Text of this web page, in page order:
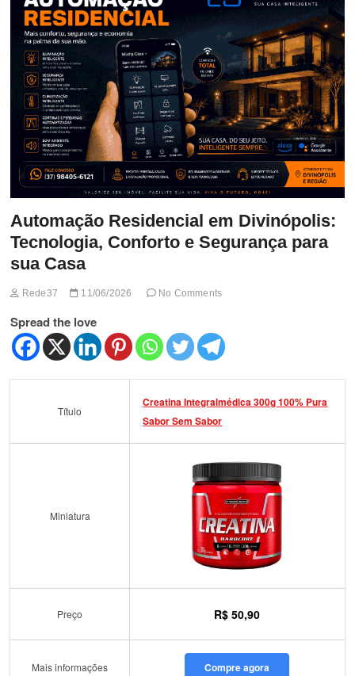
t
t
o
n
Automação Residencial em Divinópolis:
Tecnologia, Conforto e Segurança para
sua Casa
Rede37 11/06/2026 No Comments
Spread the love
Título
Creatina Integralmédica 300g 100% Pura
Sabor Sem Sabor
Miniatura
Preço R$ 50,90
Mais informações Compre agora